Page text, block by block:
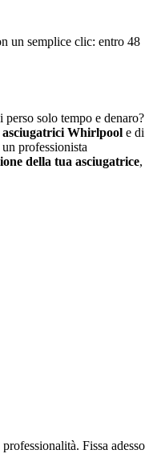
un semplice clic: entro 48
solo tempo e denaro?
asciugatrici Whirlpool e di
professionista
della tua asciugatrice,
Fissa adesso